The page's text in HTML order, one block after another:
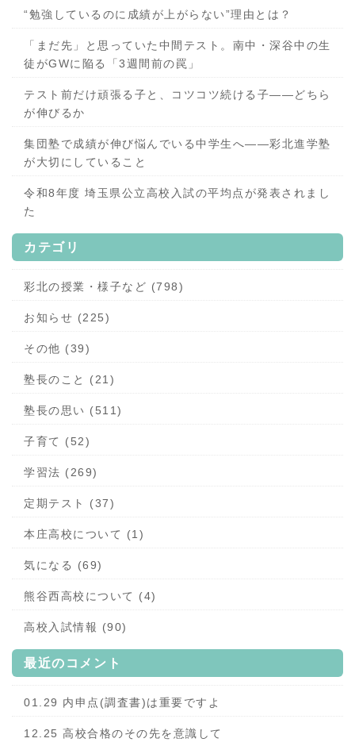
“勉強しているのに成績が上がらない”理由とは？
「まだ先」と思っていた中間テスト。南中・深谷中の生
徒がGWに陥る「3週間前の罠」
テスト前だけ頑張る子と、コツコツ続ける子——どちら
が伸びるか
集団塾で成績が伸び悩んでいる中学生へ——彩北進学塾
が大切にしていること
令和8年度 埼玉県公立高校入試の平均点が発表されまし
た
カテゴリ
彩北の授業・様子など (798)
お知らせ (225)
その他 (39)
塾長のこと (21)
塾長の思い (511)
子育て (52)
学習法 (269)
定期テスト (37)
本庄高校について (1)
気になる (69)
熊谷西高校について (4)
高校入試情報 (90)
最近のコメント
01.29 内申点(調査書)は重要ですよ
12.25 高校合格のその先を意識して